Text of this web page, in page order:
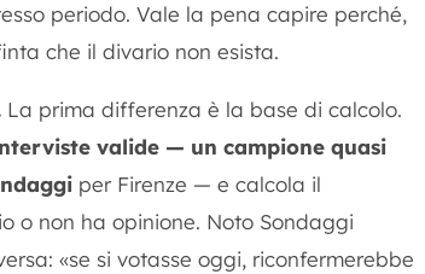
periodo. Vale la pena capire perché,
che il divario non esista.
La prima differenza è la base di calcolo.
valide — un campione quasi
per Firenze — e calcola il
o non ha opinione. Noto Sondaggi
«se si votasse oggi, riconfermerebbe